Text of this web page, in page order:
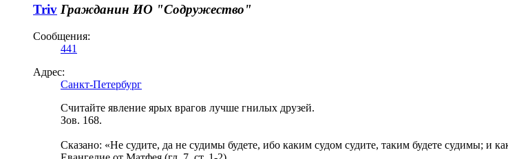
Triv Гражданин ИО "Содружество"
Сообщения:
441
Адрес:
Санкт-Петербург
Считайте явление ярых врагов лучше гнилых друзей.
Зов. 168.
Сказано: «Не судите, да не судимы будете, ибо каким судом судите, таким будете судимы; и